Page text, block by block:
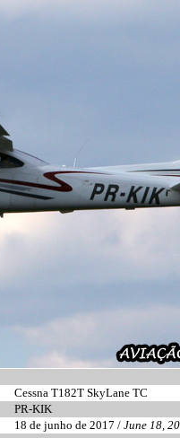
Cessna T182T SkyLane TC
PR-KIK
18 de junho de 2017 / June 18,